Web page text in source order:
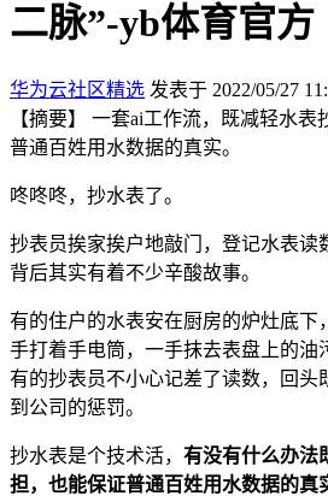
二脉”-yb体育官方
华为云社区精选 发表于 2022/05/27
【摘要】 一套ai工作流，既减轻水
普通百姓用水数据的真实。
咚咚咚，抄水表了。
抄表员挨家挨户地敲门，登记水表读
背后其实有着不少辛酸故事。
有的住户的水表安在厨房的炉灶底下
手打着手电筒，一手抹去表盘上的油
有的抄表员不小心记差了读数，回头
到公司的惩罚。
抄水表是个技术活， 有没有什么办法
担，也能保证普通百姓用水数据的真